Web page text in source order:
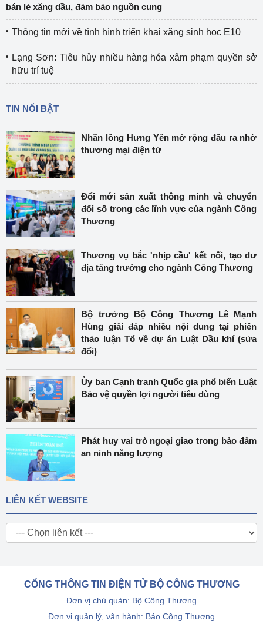
bán lẻ xăng dầu, đảm bảo nguồn cung
Thông tin mới về tình hình triển khai xăng sinh học E10
Lạng Sơn: Tiêu hủy nhiều hàng hóa xâm phạm quyền sở
hữu trí tuệ
TIN NỔI BẬT
Nhãn lồng Hưng Yên mở rộng đầu ra nhờ
thương mại điện tử
Đổi mới sản xuất thông minh và chuyển
đổi số trong các lĩnh vực của ngành Công
Thương
Thương vụ bắc 'nhịp cầu' kết nối, tạo dư
địa tăng trưởng cho ngành Công Thương
Bộ trưởng Bộ Công Thương Lê Mạnh
Hùng giải đáp nhiều nội dung tại phiên
thảo luận Tổ về dự án Luật Dầu khí (sửa
đổi)
Ủy ban Cạnh tranh Quốc gia phổ biến Luật
Bảo vệ quyền lợi người tiêu dùng
Phát huy vai trò ngoại giao trong bảo đảm
an ninh năng lượng
LIÊN KẾT WEBSITE
CỔNG THÔNG TIN ĐIỆN TỬ BỘ CÔNG THƯƠNG
Đơn vị chủ quản: Bộ Công Thương
Đơn vị quản lý, vận hành: Báo Công Thương